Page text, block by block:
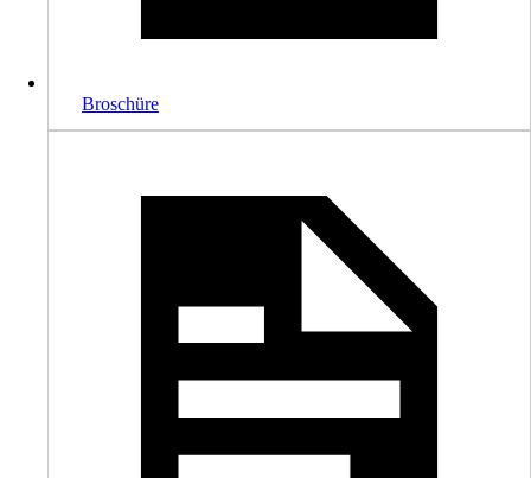
Broschüre